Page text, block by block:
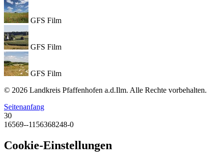
GFS Film
GFS Film
GFS Film
© 2026 Landkreis Pfaffenhofen a.d.Ilm. Alle Rechte vorbehalten.
Seitenanfang
30
16569--1156368248-0
Cookie-Einstellungen